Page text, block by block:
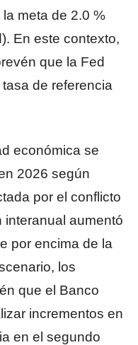
meta de 2.0 %
En este contexto,
que la Fed
de referencia
económica se
2026 según
por el conflicto
interanual aumentó
por encima de la
los
que el Banco
incrementos en
en el segundo